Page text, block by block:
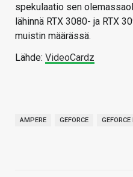
spekulaatio sen
lähinnä RTX 3080- ja RTX
muistin määrässä.
Lähde: VideoCardz
AMPERE GEFORCE